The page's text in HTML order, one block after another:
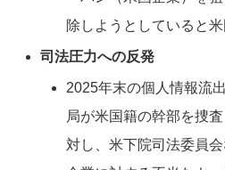
除しようとしていると
司法圧力への反発
2025年末の個人情報流
局が米国籍の幹部を捜
対し、米下院司法委員